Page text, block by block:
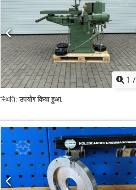
1 /
स्थिति:उपयोग किया हुआ,